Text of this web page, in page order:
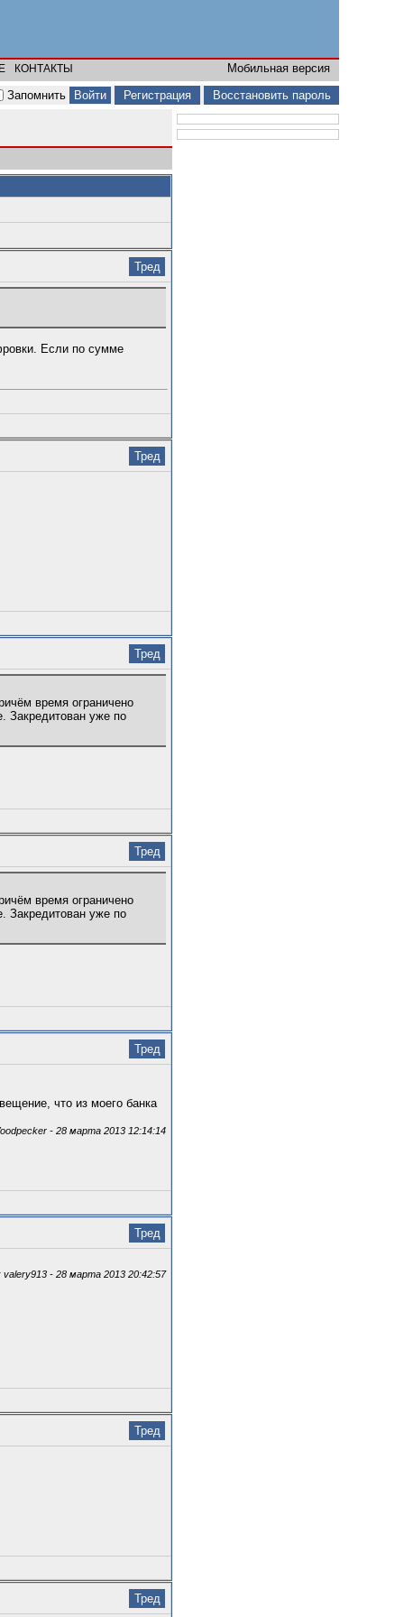
КОНТАКТЫ
Мобильная версия
Запомнить
Регистрация Восстановить пароль
Тред
Если по сумме
Тред
Тред
время ограничено
Закредитован уже по
Тред
время ограничено
Закредитован уже по
Тред
что из моего банка
- 28 марта 2013 12:14:14
Тред
- 28 марта 2013 20:42:57
Тред
Тред